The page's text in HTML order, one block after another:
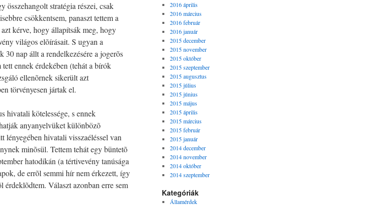
összehangolt stratégia részei, csak
csökkentsem, panaszt tettem a
kérve, hogy állapítsák meg, hogy
világos elõírásait. S ugyan a
30 nap állt a rendelkezésére a jogerõs
ennek érdekében (tehát a bírók
ellenõrnek sikerült azt
törvényesen jártak el.
hivatali kötelessége, s ennek
anyanyelvüket különbözõ
lényegében hivatali visszaéléssel van
minõsül. Tettem tehát egy büntetõ
hatodikán (a tértivevény tanúsága
de errõl semmi hír nem érkezett, így
érdeklõdtem. Választ azonban erre sem
2016 április
2016 március
2016 február
2016 január
2015 december
2015 november
2015 október
2015 szeptember
2015 augusztus
2015 július
2015 június
2015 május
2015 április
2015 március
2015 február
2015 január
2014 december
2014 november
2014 október
2014 szeptember
Kategóriák
Államérdek